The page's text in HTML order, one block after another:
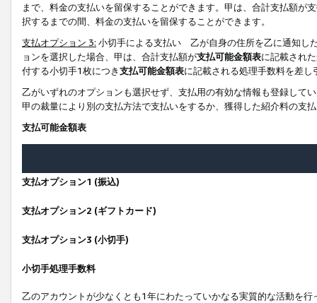
まで、料金の支払いを留保することができます。甲は、合計支払額が
択するまでの間、料金の支払いを留保することができます。
支払オプション 3: 小切手による支払い 乙が自身の住所を乙に通知し
ョンを選択した場合、甲は、合計支払額が支払可能金額表に記載され
付する小切手1枚につき支払可能金額表に記載される処理手数料を差し
乙がいずれのオプションも選択せず、支払用の有効な情報も登録して
甲の裁量により別の支払方法で支払いをするか、獲得した紹介料の支
支払可能金額表
支払オプション1 (振込)
支払オプション2 (ギフトカード)
支払オプション3 (小切手)
小切手処理手数料
乙のアカウントが少なくとも1年にわたっていかなる実質的な活動を